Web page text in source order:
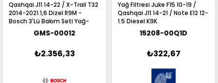
Qashqai J11 14-22 / X-Trail T32
2014-2021 1,6 Dizel R9M -
Bosch 3'Lü Bakım Seti Yağ-
Hava-Polen Filtresi
GMS-00012
₺2.356,33
Yağ Filtresi Juke F15 10-19 /
Qashqai J11 14-21 / Note E12 12-
1.5 Diesel K9K
15208-00Q1D
₺322,67